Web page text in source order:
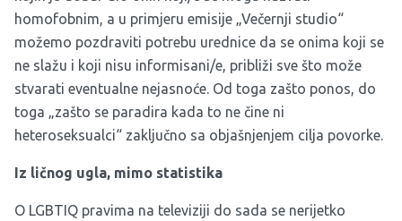
homofobnim, a u primjeru emisije „Večernji studio“
možemo pozdraviti potrebu urednice da se onima koji se
ne slažu i koji nisu informisani/e, približi sve što može
stvarati eventualne nejasnoće. Od toga zašto ponos, do
toga „zašto se paradira kada to ne čine ni
heteroseksualci“ zaključno sa objašnjenjem cilja povorke.
Iz ličnog ugla, mimo statistika
O LGBTIQ pravima na televiziji do sada se nerijetko